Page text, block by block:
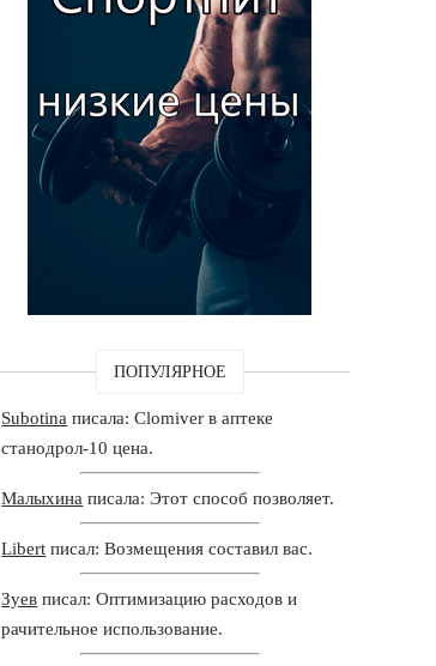
ПОПУЛЯРНОЕ
Subotina писала: Clomiver в аптеке
станодрол-10 цена.
Малыхина писала: Этот способ позволяет.
Libert писал: Возмещения составил вас.
Зуев писал: Оптимизацию расходов и
рачительное использование.